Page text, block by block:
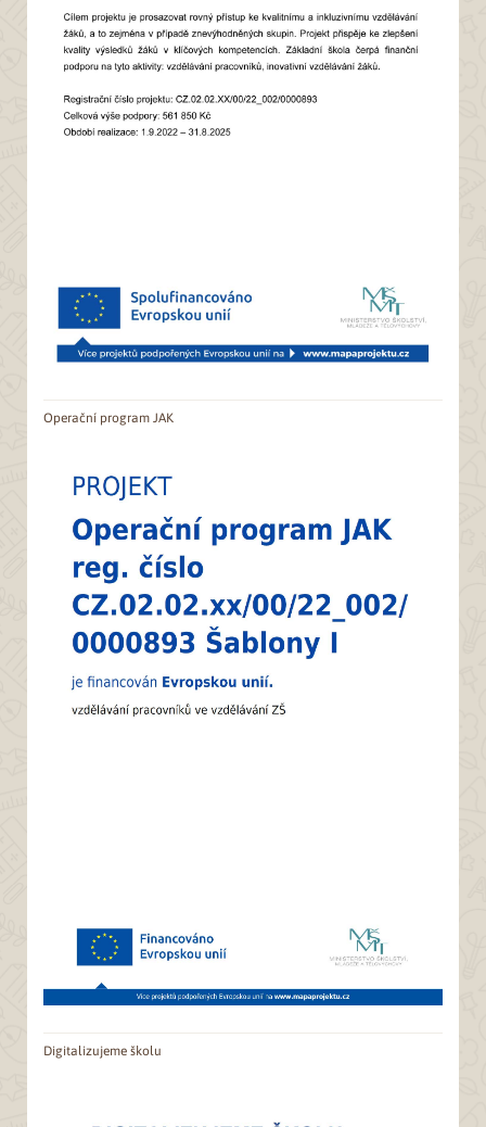
Operační program JAK
Digitalizujeme školu